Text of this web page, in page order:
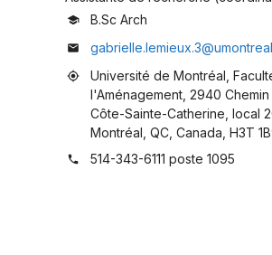
school B.Sc Arch
mail
my_location
Université de Montréal,
l'Aménagement, 2940
Côte-Sainte-Catherine, local
Montréal, QC, Canada, H3T
phone 514-343-6111 poste 1095